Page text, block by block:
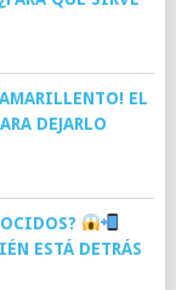
EL
DEJARLO
ESTÁ DETRÁS